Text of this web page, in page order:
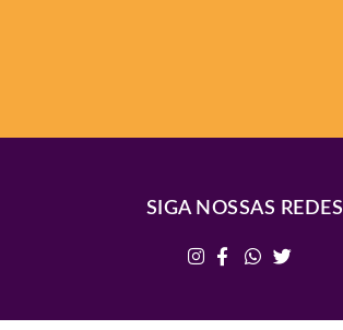
SIGA NOSSAS REDES